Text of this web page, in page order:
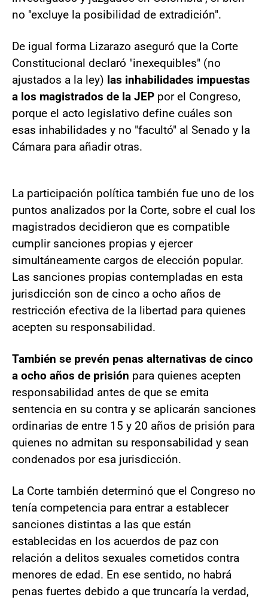
no "excluye la posibilidad de extradición".
De igual forma Lizarazo aseguró que la Corte
Constitucional declaró "inexequibles" (no
ajustados a la ley) las inhabilidades impuestas
a los magistrados de la JEP por el Congreso,
porque el acto legislativo define cuáles son
esas inhabilidades y no "facultó" al Senado y la
Cámara para añadir otras.
La participación política también fue uno de los
puntos analizados por la Corte, sobre el cual los
magistrados decidieron que es compatible
cumplir sanciones propias y ejercer
simultáneamente cargos de elección popular.
Las sanciones propias contempladas en esta
jurisdicción son de cinco a ocho años de
restricción efectiva de la libertad para quienes
acepten su responsabilidad.
También se prevén penas alternativas de cinco
a ocho años de prisión para quienes acepten
responsabilidad antes de que se emita
sentencia en su contra y se aplicarán sanciones
ordinarias de entre 15 y 20 años de prisión para
quienes no admitan su responsabilidad y sean
condenados por esa jurisdicción.
La Corte también determinó que el Congreso no
tenía competencia para entrar a establecer
sanciones distintas a las que están
establecidas en los acuerdos de paz con
relación a delitos sexuales cometidos contra
menores de edad. En ese sentido, no habrá
penas fuertes debido a que truncaría la verdad,